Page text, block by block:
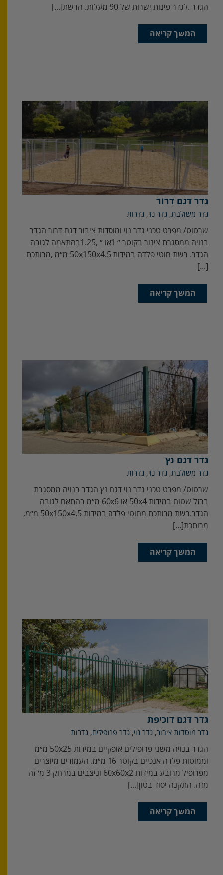
‬הגדר‭. ‬לגדר‭ ‬פינות‭ ‬ישרות‭ ‬של‭ ‬90‭ ‬מעלות‭.‬ הרשת‭ [...]
המשך קריאה
גדר דגם דרור
גדר משולבת, גדר נוי, גדרות
[...]
המשך קריאה
גדר דגם נץ
גדר משולבת, גדר נוי, גדרות
‬הגדר‭.‬רשת‭ ‬מרותכת‭ ‬מחוטי‭ ‬פלדה‭ ‬במידות‭ ‬50x150x4.5‭ ‬מ״מ‭,
‬מרותכת‭ [...]
המשך קריאה
גדר דגם דוכיפת
גדר מוסדות ציבור, גדר נוי, גדר פרופילים, גדרות
‬מזה‭.‬ התקנה‭ ‬יסוד‭ ‬בטון‭ [...]
המשך קריאה